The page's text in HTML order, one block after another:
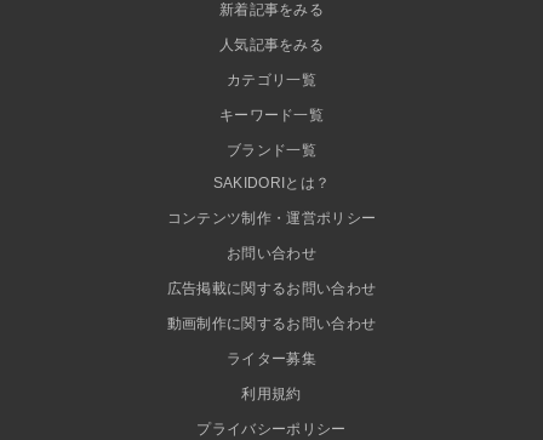
新着記事をみる
人気記事をみる
カテゴリ一覧
キーワード一覧
ブランド一覧
SAKIDORIとは？
コンテンツ制作・運営ポリシー
お問い合わせ
広告掲載に関するお問い合わせ
動画制作に関するお問い合わせ
ライター募集
利用規約
プライバシーポリシー